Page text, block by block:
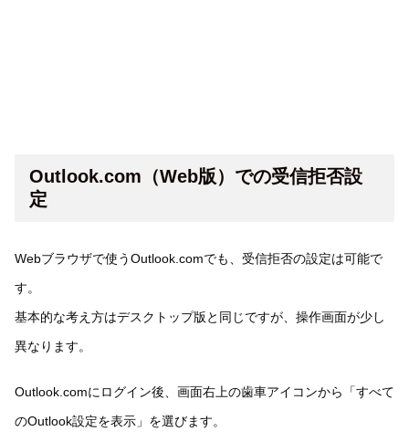
Outlook.com（Web版）での受信拒否設
定
Webブラウザで使うOutlook.comでも、受信拒否の設定は可能で
す。
基本的な考え方はデスクトップ版と同じですが、操作画面が少し
異なります。
Outlook.comにログイン後、画面右上の歯車アイコンから「すべて
のOutlook設定を表示」を選びます。